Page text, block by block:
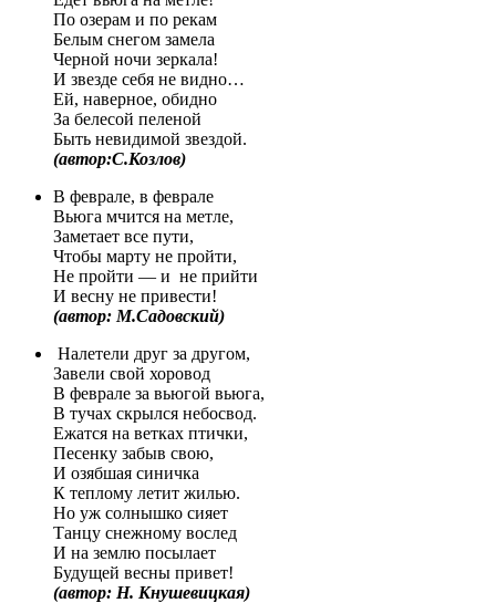
По озерам и по рекам
Белым снегом замела
Черной ночи зеркала!
И звезде себя не видно…
Ей, наверное, обидно
За белесой пеленой
Быть невидимой звездой.
(автор:С.Козлов)
В феврале, в феврале
Вьюга мчится на метле,
Заметает все пути,
Чтобы марту не пройти,
Не пройти — и не прийти
И весну не привести!
(автор: М.Садовский)
Налетели друг за другом,
Завели свой хоровод
В феврале за вьюгой вьюга,
В тучах скрылся небосвод.
Ежатся на ветках птички,
Песенку забыв свою,
И озябшая синичка
К теплому летит жилью.
Но уж солнышко сияет
Танцу снежному вослед
И на землю посылает
Будущей весны привет!
(автор: Н. Кнушевицкая)